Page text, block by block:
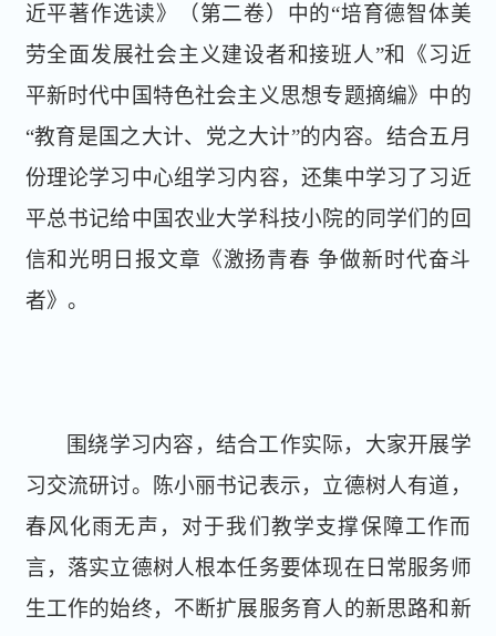
近平著作选读》（第二卷）中的“培育德智体美
劳全面发展社会主义建设者和接班人”和《习近
平新时代中国特色社会主义思想专题摘编》中的
“教育是国之大计、党之大计”的内容。结合五月
份理论学习中心组学习内容，还集中学习了习近
平总书记给中国农业大学科技小院的同学们的回
信和光明日报文章《激扬青春 争做新时代奋斗
者》。
围绕学习内容，结合工作实际，大家开展学
习交流研讨。陈小丽书记表示，立德树人有道，
春风化雨无声，对于我们教学支撑保障工作而
言，落实立德树人根本任务要体现在日常服务师
生工作的始终，不断扩展服务育人的新思路和新